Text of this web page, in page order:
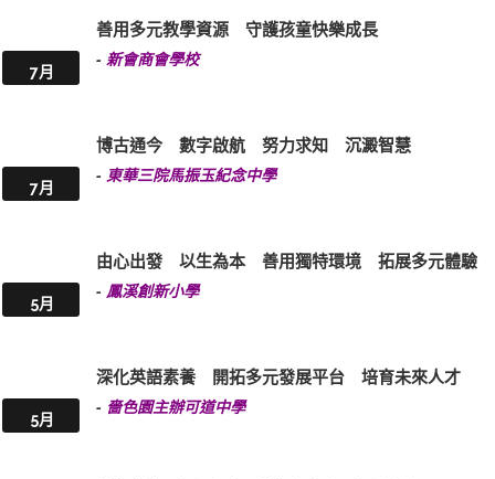
7月
善用多元教學資源 守護孩童快樂成長
- 新會商會學校
7月
博古通今 數字啟航 努力求知 沉澱智慧
- 東華三院馬振玉紀念中學
5月
由心出發 以生為本 善用獨特環境 拓展多元體驗
- 鳳溪創新小學
5月
深化英語素養 開拓多元發展平台 培育未來人才
- 嗇色園主辦可道中學